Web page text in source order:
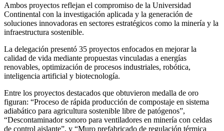
Ambos proyectos reflejan el compromiso de la Universidad
Continental con la investigación aplicada y la generación de
soluciones innovadoras en sectores estratégicos como la minería y la
infraestructura sostenible.
La delegación presentó 35 proyectos enfocados en mejorar la
calidad de vida mediante propuestas vinculadas a energías
renovables, optimización de procesos industriales, robótica,
inteligencia artificial y biotecnología.
Entre los proyectos destacados que obtuvieron medalla de oro
figuran: “Proceso de rápida producción de compostaje en sistema
adiabático para agricultura sostenible libre de patógenos”,
“Descontaminador sonoro para ventiladores en minería con celdas
de control aislante”, y “Muro prefabricado de regulación térmica